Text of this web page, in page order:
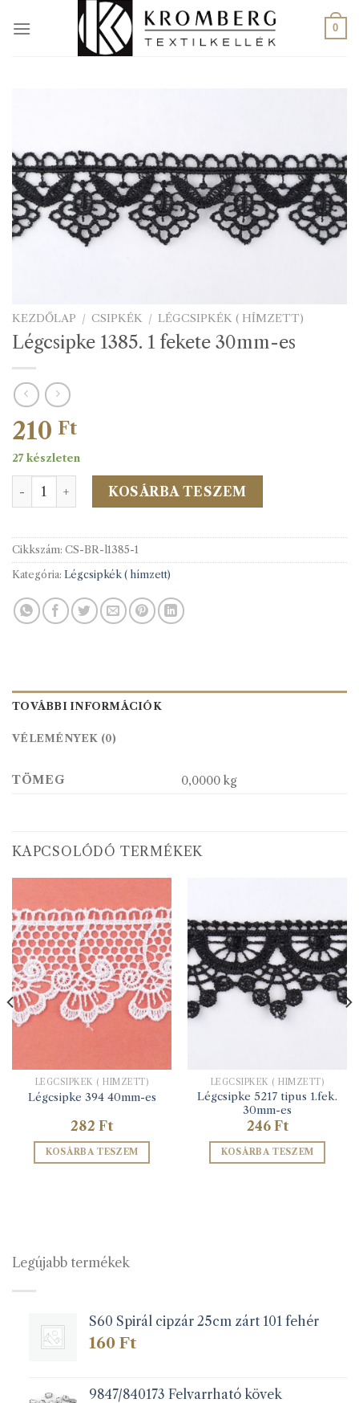
0
KEZDŐLAP / CSIPKÉK / LÉGCSIPKÉK ( HÍMZETT)
Légcsipke 1385. 1 fekete 30mm-es
210 Ft
27 készleten
Légcsipke 1385. 1 fekete 30mm-es mennyiség
KOSÁRBA TESZEM
Cikkszám: CS-BR-l1385-1
Kategória: Légcsipkék ( hímzett)
TOVÁBBI INFORMÁCIÓK
VÉLEMÉNYEK (0)
TÖMEG 0,0000 kg
KAPCSOLÓDÓ TERMÉKEK
LÉGCSIPKÉK ( HÍMZETT)
Légcsipke 394 40mm-es
282 Ft
KOSÁRBA TESZEM
LÉGCSIPKÉK ( HÍMZETT)
Légcsipke 5217 tipus 1.fek.
30mm-es
246 Ft
KOSÁRBA TESZEM
Legújabb termékek
S60 Spirál cipzár 25cm zárt 101 fehér
160 Ft
9847/840173 Felvarrható kövek